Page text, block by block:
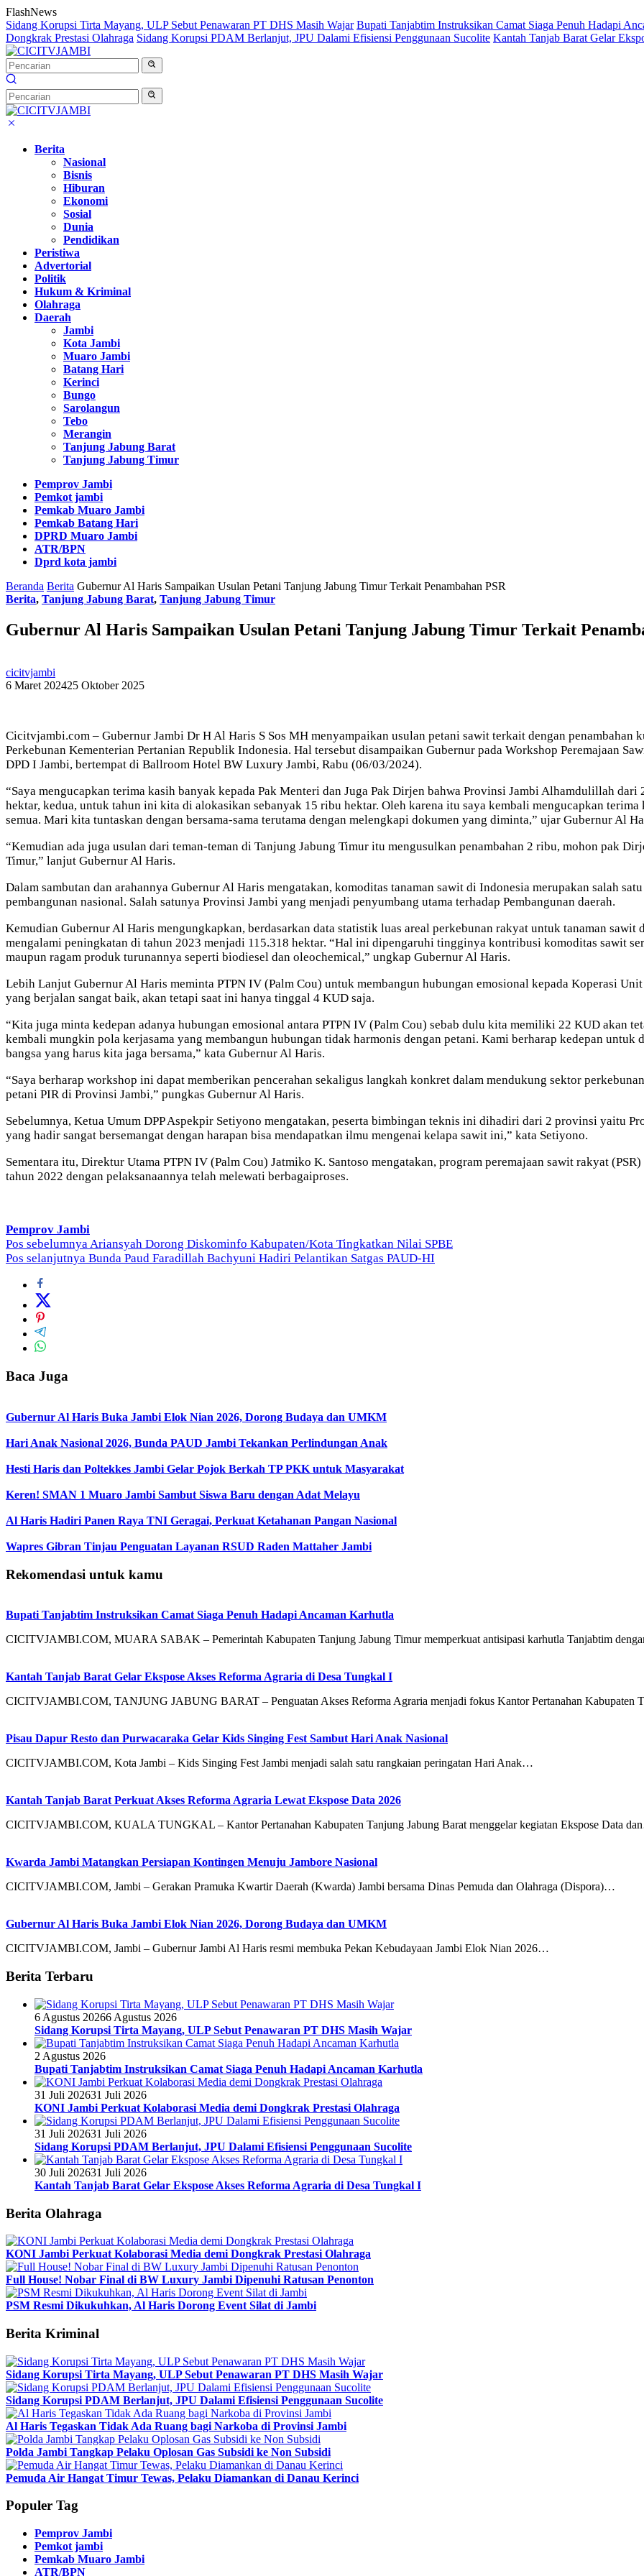
Langsung
ke
konten
FlashNews
Sidang Korupsi Tirta Mayang, ULP Sebut Penawaran PT DHS Masih Wajar Bupati Tanjabtim Instruksikan Camat Siaga Penuh Hadapi
Dongkrak Prestasi Olahraga Sidang Korupsi PDAM Berlanjut, JPU Dalami Efisiensi Penggunaan Sucolite Kantah Tanjab Barat Gelar
Berita
Nasional
Bisnis
Hiburan
Ekonomi
Sosial
Dunia
Pendidikan
Peristiwa
Advertorial
Politik
Hukum & Kriminal
Olahraga
Daerah
Jambi
Kota Jambi
Muaro Jambi
Batang Hari
Kerinci
Bungo
Sarolangun
Tebo
Merangin
Tanjung Jabung Barat
Tanjung Jabung Timur
Pemprov Jambi
Pemkot jambi
Pemkab Muaro Jambi
Pemkab Batang Hari
DPRD Muaro Jambi
ATR/BPN
Dprd kota jambi
Beranda Berita Gubernur Al Haris Sampaikan Usulan Petani Tanjung Jabung Timur Terkait Penambahan PSR
Berita, Tanjung Jabung Barat, Tanjung Jabung Timur
Gubernur Al Haris Sampaikan Usulan Petani Tanjung Jabung Timur Terkait
cicitvjambi
6 Maret 202425 Oktober 2025
Cicitvjambi.com – Gubernur Jambi Dr H Al Haris S Sos MH menyampaikan usulan petani sawit terkait dengan penambahan
Perkebunan Kementerian Pertanian Republik Indonesia. Hal tersebut disampaikan Gubernur pada Workshop Peremajaan
DPD I Jambi, bertempat di Ballroom Hotel BW Luxury Jambi, Rabu (06/03/2024).
“Saya mengucapkan terima kasih banyak kepada Pak Menteri dan Juga Pak Dirjen bahwa Provinsi Jambi Alhamdulillah dari
hektar, kedua, untuk tahun ini kita di alokasikan sebanyak 15 ribu hektar. Oleh karena itu saya kembali mengucapkan
semua. Mari kita tuntaskan dengan bersama-sama terutama dengan melengkapi dokumen yang diminta,” ujar Gubernur Al
“Kemudian ada juga usulan dari teman-teman di Tanjung Jabung Timur itu mengusulkan penambahan 2 ribu, mohon pak
Timur,” lanjut Gubernur Al Haris.
Dalam sambutan dan arahannya Gubernur Al Haris mengatakan, komoditas tanaman sawit di Indonesia merupakan salah
pembangunan nasional. Salah satunya Provinsi Jambi yang menjadi penyumbang utama terhadap Pembangunan daerah.
Kemudian Gubernur Al Haris mengungkapkan, berdasarkan data statistik luas areal perkebunan rakyat untuk tanaman
mengalami peningkatan di tahun 2023 menjadi 115.318 hektar. “Hal ini dipengaruhi tingginya kontribusi komoditas sawit
maupun ragam produk turunannya seperti biodiesel dan oleochemical,” ungkap Gubernur Al Haris.
Lebih Lanjut Gubernur Al Haris meminta PTPN IV (Palm Cou) untuk membangun hubungan emosional kepada Koperasi
yang berjalan sangat baik, akan tetapi saat ini hanya tinggal 4 KUD saja.
“Kita juga minta kedepan adanya hubungan emosional antara PTPN IV (Palm Cou) sebab dulu kita memiliki 22 KUD akan
kembali mungkin pola kerjasama yang membangun hubungan tidak harmonis dengan petani. Kami berharap kedepan
bangsa yang harus kita jaga bersama,” kata Gubernur Al Haris.
“Saya berharap workshop ini dapat memberikan pencerahan sekaligus langkah konkret dalam mendukung sektor
petani PIR di Provinsi Jambi,” pungkas Gubernur Al Haris.
Sebelumnya, Ketua Umum DPP Aspekpir Setiyono mengatakan, peserta bimbingan teknis ini dihadiri dari 2 provinsi yaitu
yang hadir sangat bersemangat dengan harapan bisa mendapatkan ilmu mengenai kelapa sawit ini,” kata Setiyono.
Sementara itu, Direktur Utama PTPN IV (Palm Cou) Jatmiko K. Santoso mengatakan, program peremajaan sawit rakyat
tahun 2022 dengan pelaksanaannya telah melewati berbagaiproses.
Pemprov Jambi
Navigasi
pos
Pos sebelumnyaAriansyah Dorong Diskominfo Kabupaten/Kota Tingkatkan Nilai SPBE
Pos selanjutnya Bunda Paud Faradillah Bachyuni Hadiri Pelantikan Satgas PAUD-HI
Baca Juga
Gubernur Al Haris Buka Jambi Elok Nian 2026, Dorong Budaya dan UMKM
Hari Anak Nasional 2026, Bunda PAUD Jambi Tekankan Perlindungan Anak
Hesti Haris dan Poltekkes Jambi Gelar Pojok Berkah TP PKK untuk Masyarakat
Keren! SMAN 1 Muaro Jambi Sambut Siswa Baru dengan Adat Melayu
Al Haris Hadiri Panen Raya TNI Geragai, Perkuat Ketahanan Pangan Nasional
Wapres Gibran Tinjau Penguatan Layanan RSUD Raden Mattaher Jambi
Rekomendasi untuk kamu
Bupati Tanjabtim Instruksikan Camat Siaga Penuh Hadapi Ancaman Karhutla
CICITVJAMBI.COM, MUARA SABAK – Pemerintah Kabupaten Tanjung Jabung Timur memperkuat antisipasi karhutla Tanjabtim
Kantah Tanjab Barat Gelar Ekspose Akses Reforma Agraria di Desa Tungkal I
CICITVJAMBI.COM, TANJUNG JABUNG BARAT – Penguatan Akses Reforma Agraria menjadi fokus Kantor Pertanahan Kabupaten
Pisau Dapur Resto dan Purwacaraka Gelar Kids Singing Fest Sambut Hari Anak Nasional
CICITVJAMBI.COM, Kota Jambi – Kids Singing Fest Jambi menjadi salah satu rangkaian peringatan Hari Anak…
Kantah Tanjab Barat Perkuat Akses Reforma Agraria Lewat Ekspose Data 2026
CICITVJAMBI.COM, KUALA TUNGKAL – Kantor Pertanahan Kabupaten Tanjung Jabung Barat menggelar kegiatan Ekspose Data
Kwarda Jambi Matangkan Persiapan Kontingen Menuju Jambore Nasional
CICITVJAMBI.COM, Jambi – Gerakan Pramuka Kwartir Daerah (Kwarda) Jambi bersama Dinas Pemuda dan Olahraga (Dispora)…
Gubernur Al Haris Buka Jambi Elok Nian 2026, Dorong Budaya dan UMKM
CICITVJAMBI.COM, Jambi – Gubernur Jambi Al Haris resmi membuka Pekan Kebudayaan Jambi Elok Nian 2026…
Berita Terbaru
6 Agustus 20266 Agustus 2026
Sidang Korupsi Tirta Mayang, ULP Sebut Penawaran PT DHS Masih Wajar
2 Agustus 2026
Bupati Tanjabtim Instruksikan Camat Siaga Penuh Hadapi Ancaman Karhutla
31 Juli 202631 Juli 2026
KONI Jambi Perkuat Kolaborasi Media demi Dongkrak Prestasi Olahraga
31 Juli 202631 Juli 2026
Sidang Korupsi PDAM Berlanjut, JPU Dalami Efisiensi Penggunaan Sucolite
30 Juli 202631 Juli 2026
Kantah Tanjab Barat Gelar Ekspose Akses Reforma Agraria di Desa Tungkal I
Berita Olahraga
KONI Jambi Perkuat Kolaborasi Media demi Dongkrak Prestasi Olahraga
Full House! Nobar Final di BW Luxury Jambi Dipenuhi Ratusan Penonton
PSM Resmi Dikukuhkan, Al Haris Dorong Event Silat di Jambi
Berita Kriminal
Sidang Korupsi Tirta Mayang, ULP Sebut Penawaran PT DHS Masih Wajar
Sidang Korupsi PDAM Berlanjut, JPU Dalami Efisiensi Penggunaan Sucolite
Al Haris Tegaskan Tidak Ada Ruang bagi Narkoba di Provinsi Jambi
Polda Jambi Tangkap Pelaku Oplosan Gas Subsidi ke Non Subsidi
Pemuda Air Hangat Timur Tewas, Pelaku Diamankan di Danau Kerinci
Populer Tag
Pemprov Jambi
Pemkot jambi
Pemkab Muaro Jambi
ATR/BPN